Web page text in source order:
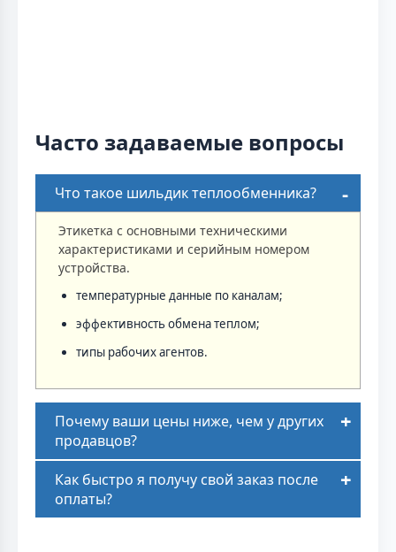
Часто задаваемые вопросы
Что такое шильдик теплообменника?
Этикетка с основными техническими
характеристиками и серийным номером
устройства.
температурные данные по каналам;
эффективность обмена теплом;
типы рабочих агентов.
Почему ваши цены ниже, чем у других
продавцов?
Как быстро я получу свой заказ после
оплаты?